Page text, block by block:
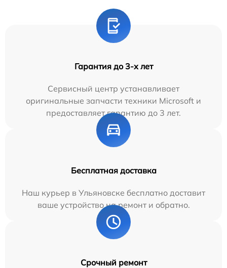
Гарантия до 3-х лет
Сервисный центр устанавливает
оригинальные запчасти техники Microsoft и
предоставляет гарантию до 3 лет.
Бесплатная доставка
Наш курьер в Ульяновске бесплатно доставит
ваше устройство на ремонт и обратно.
Срочный ремонт